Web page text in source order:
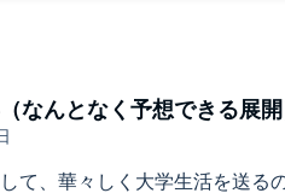
て、華々しく大学生活を送る
なんとなく予想できる展開